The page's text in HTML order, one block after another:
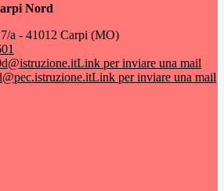
Nord
a - 41012 Carpi (MO)
Link per inviare una mail
Link per inviare una mail